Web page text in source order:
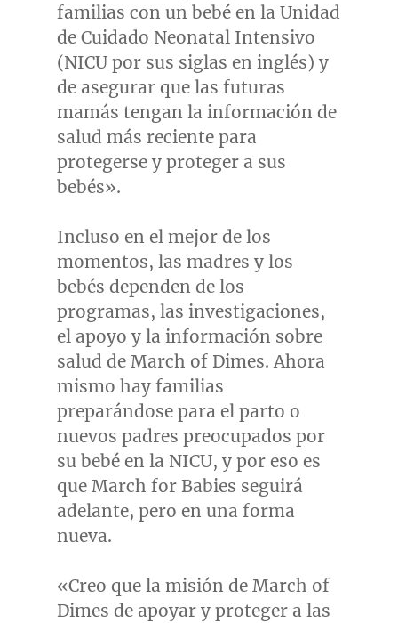
familias con un bebé en la Unidad
de Cuidado Neonatal Intensivo
(NICU por sus siglas en inglés) y
de asegurar que las futuras
mamás tengan la información de
salud más reciente para
protegerse y proteger a sus
bebés».
Incluso en el mejor de los
momentos, las madres y los
bebés dependen de los
programas, las investigaciones,
el apoyo y la información sobre
salud de March of Dimes. Ahora
mismo hay familias
preparándose para el parto o
nuevos padres preocupados por
su bebé en la NICU, y por eso es
que March for Babies seguirá
adelante, pero en una forma
nueva.
«Creo que la misión de March of
Dimes de apoyar y proteger a las